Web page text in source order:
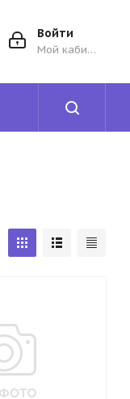
Войти
Мой кабинет